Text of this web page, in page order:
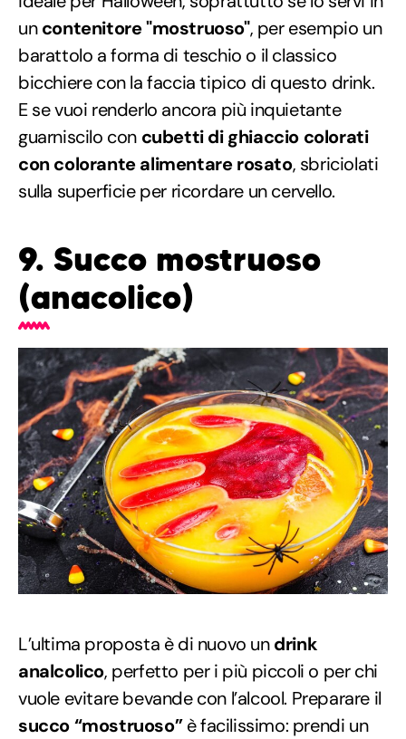
uncontenitore "mostruoso", per esempio un
barattolo a forma di teschio o il classico
bicchiere con la faccia tipico di questo drink.
E se vuoi renderlo ancora più inquietante
guarniscilo con cubetti di ghiaccio colorati
con colorante alimentare rosato, sbriciolati
sulla superficie per ricordare un cervello.
9. Succo mostruoso
(anacolico)
L’ultima proposta è di nuovo undrink
analcolico, perfetto per i più piccoli o per chi
vuole evitare bevande con l’alcool. Preparare il
succo “mostruoso”è facilissimo: prendi un